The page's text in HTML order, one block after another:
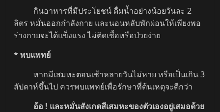
กินอาหารที่มีประโยชน์ ดื่มน้ำอย่างน้อยวันละ 2
ลิตร หมั่นออกกำลังกาย และนอนหลับพักผ่อนให้เพียงพอ
ร่างกายจะได้แข็งแรง ไม่ติดเชื้อหรือป่วยง่าย
* พบแพทย์
หากมีเสมหะตอนเช้าหลายวันไม่หาย หรือเป็นเกิน 3
สัปดาห์ขึ้นไป ควรพบแพทย์เพื่อรักษาที่ต้นเหตุจะดีกว่า
อ้อ ! และหมั่นสังเกตสีเสมหะของตัวเองอยู่เสมอด้วย